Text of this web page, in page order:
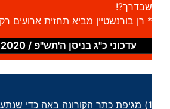
שבדרך?!
* רן בורנשטיין מביא תחזית ארועים
עדכוני כ"ג בניסן ה'תש"פ / 17.4.2020
1) מגיפת כתר הקורונה באה כדי